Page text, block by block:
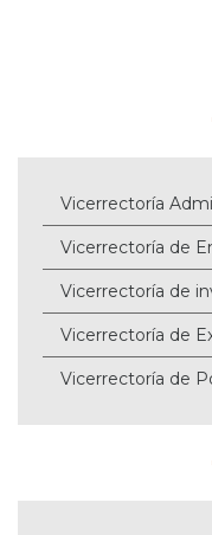
Vicerrectoría
Vicerrectoría de
Vicerrectoría de
Vicerrectoría de
Vicerrectoría de